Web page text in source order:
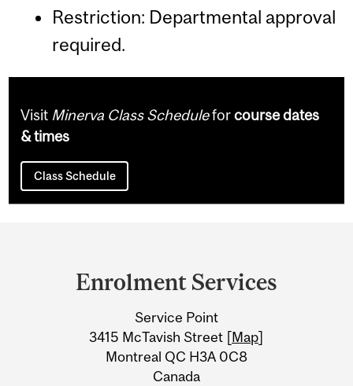
Restriction: Departmental approval
required.
Visit Minerva Class Scheduleforcourse dates
& times
Class Schedule
Information
Enrolment Services
Service Point
3415 McTavish Street [Map]
Montreal QC H3A 0C8
Canada